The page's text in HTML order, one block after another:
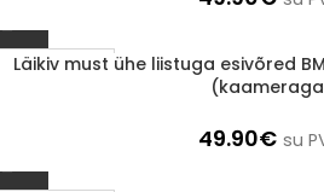
1-3 D.D.
Läikiv must ühe liistuga esivõred
49.90€ su